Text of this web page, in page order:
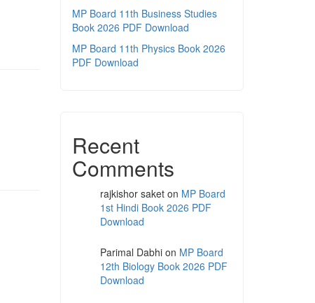
MP Board 11th Business Studies
Book 2026 PDF Download
MP Board 11th Physics Book 2026
PDF Download
Recent
Comments
rajkishor saketon MP Board
1st Hindi Book 2026 PDF
Download
Parimal Dabhion MP Board
12th Biology Book 2026 PDF
Download